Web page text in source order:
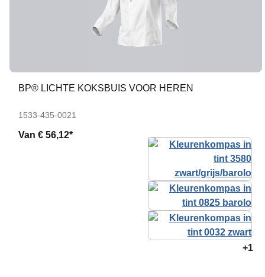
BP® LICHTE KOKSBUIS VOOR HEREN
1533-435-0021
Van € 56,12*
+1